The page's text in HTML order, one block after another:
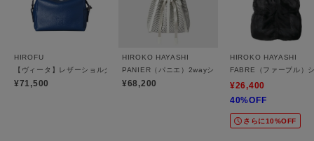
HIROFU
【ヴィータ】レザーショルダーバッグ S 2WAY 本革（商品番号：P25-20020）
¥71,500
HIROKO HAYASHI
PANIER（パニエ）2wayショルダーバッグ
¥68,200
HIROKO HAYASHI
FABRE（ファーブル）
¥26,400
40%OFF
さらに10%OFF